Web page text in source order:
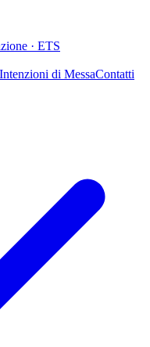
· ETS
Intenzioni di MessaContatti